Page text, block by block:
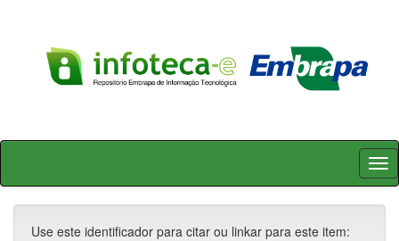
Skip
Use este identificador para citar ou linkar para este item: